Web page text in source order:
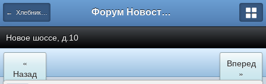
← Хлебниково Форум Новостройки
Новое шоссе, д.10
«
Назад
Вперед
»